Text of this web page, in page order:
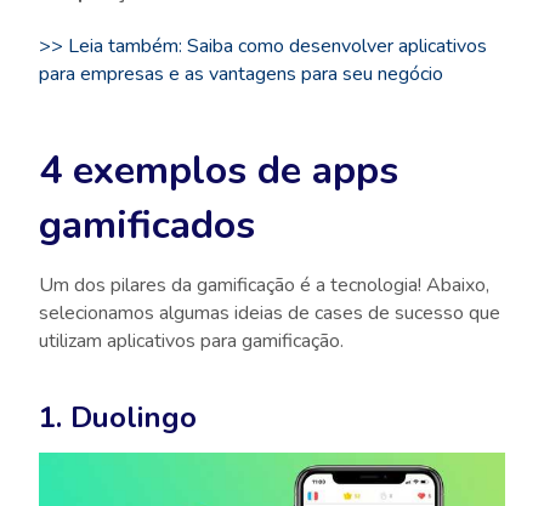
>> Leia também: Saiba como desenvolver aplicativos
para empresas e as vantagens para seu negócio
4 exemplos de apps
gamificados
Um dos pilares da gamificação é a tecnologia! Abaixo,
selecionamos algumas ideias de cases de sucesso que
utilizam aplicativos para gamificação.
1. Duolingo